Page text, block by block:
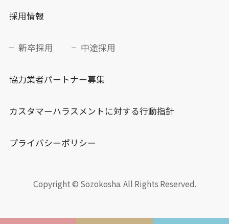
採用情報
新卒採用 中途採用
協力業者パートナー募集
カスタマーハラスメントに対する行動指針
プライバシーポリシー
Copyright © Sozokosha. All Rights Reserved.